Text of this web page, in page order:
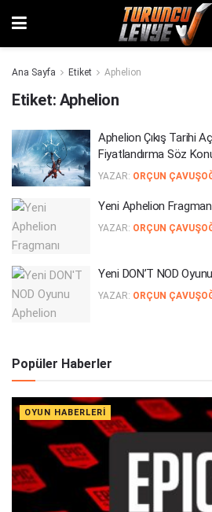
Ana Sayfa Etiket Aphelion
Etiket: Aphelion
Aphelion Çıkış Tarihi
Fiyatlandırma Söz
YAZAR: ORÇUN
Yeni Aphelion Fragmanı
YAZAR: ORÇUN
Yeni DON’T NOD
YAZAR: ORÇUN
Popüler Haberler
OYUN HABERLERI